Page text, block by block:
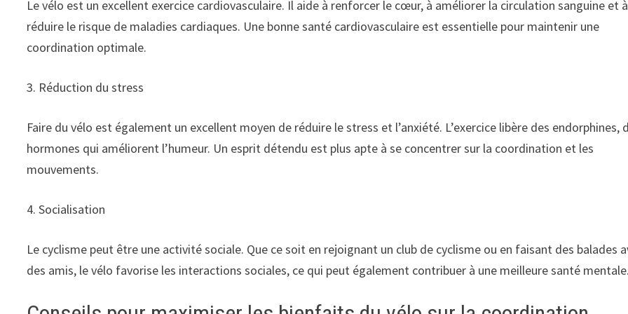
Le vélo est un excellent exercice cardiovasculaire. Il aide à renforcer le cœur, à améliorer la circulation sanguine et à
réduire le risque de maladies cardiaques. Une bonne santé cardiovasculaire est essentielle pour maintenir une
coordination optimale.
3. Réduction du stress
Faire du vélo est également un excellent moyen de réduire le stress et l’anxiété. L’exercice libère des endorphines,
hormones qui améliorent l’humeur. Un esprit détendu est plus apte à se concentrer sur la coordination et les
mouvements.
4. Socialisation
Le cyclisme peut être une activité sociale. Que ce soit en rejoignant un club de cyclisme ou en faisant des balades
des amis, le vélo favorise les interactions sociales, ce qui peut également contribuer à une meilleure santé mentale.